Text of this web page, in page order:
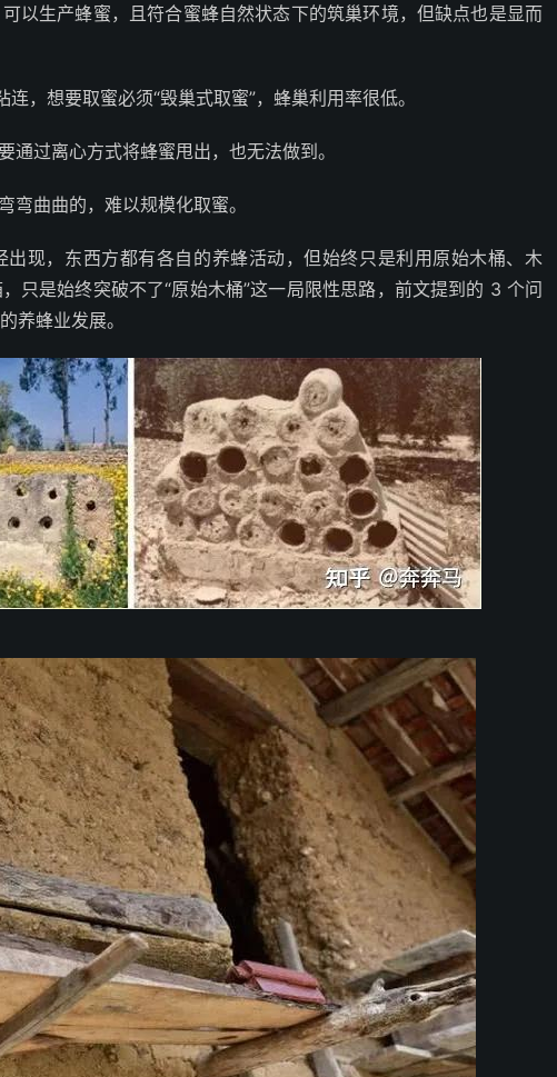
以生产蜂蜜，且符合蜜蜂自然状态下的筑巢环境，但缺点也是显而
，想要取蜜必须“毁巢式取蜜”，蜂巢利用率很低。
通过离心方式将蜂蜜甩出，也无法做到。
弯曲曲的，难以规模化取蜜。
现，东西方都有各自的养蜂活动，但始终只是利用原始木桶、木
只是始终突破不了“原始木桶”这一局限性思路，前文提到的 3 个问
养蜂业发展。